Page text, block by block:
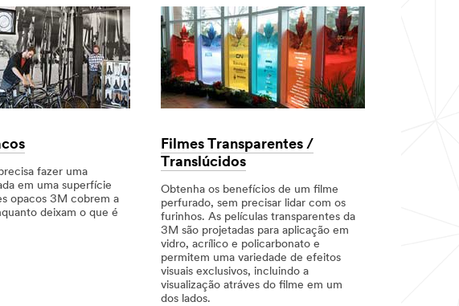
fazer uma
em uma superfície
opacos 3M cobrem a
deixam o que é
Filmes Transparentes /
Translúcidos
Obtenha os benefícios de um filme
perfurado, sem precisar lidar com os
furinhos. As películas transparentes da
3M são projetadas para aplicação em
vidro, acrílico e policarbonato e
permitem uma variedade de efeitos
visuais exclusivos, incluindo a
visualização atráves do filme em um
dos lados.